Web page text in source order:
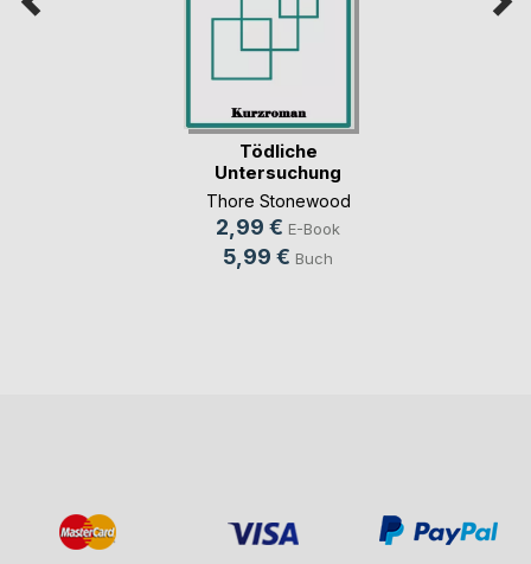
Tödliche
Untersuchung
Thore Stonewood
2,99 € E-Book
5,99 € Buch